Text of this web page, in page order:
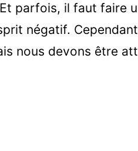
parfois, il faut faire
négatif.
nous devons être